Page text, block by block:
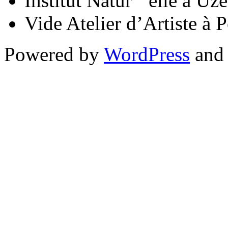
Vide Atelier d’Artiste à
Powered by WordPress